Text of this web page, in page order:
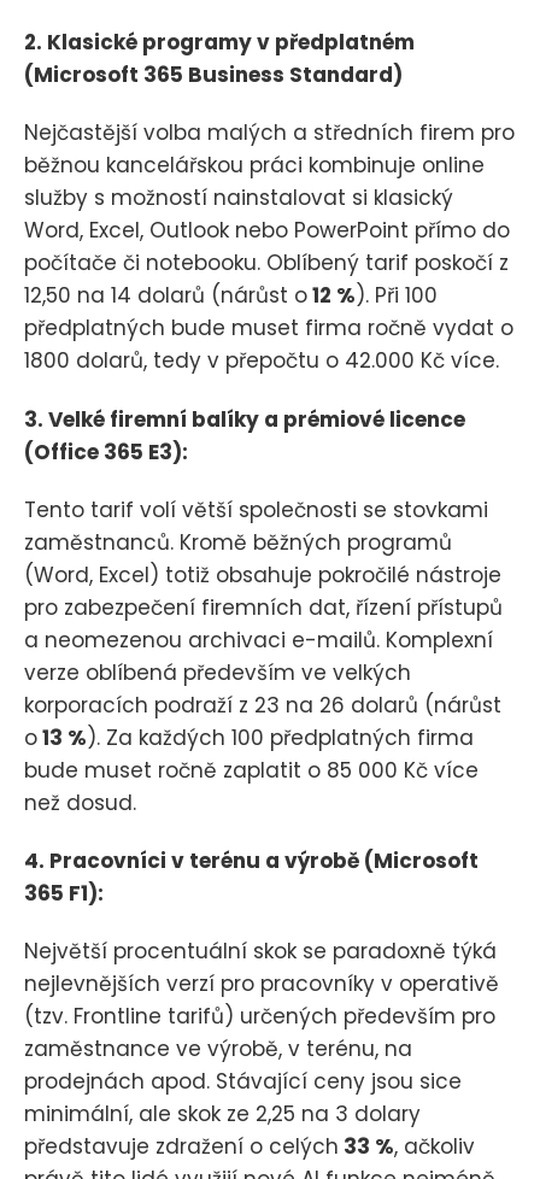
2. Klasické programy v předplatném
(Microsoft 365 Business Standard)
Nejčastější volba malých a středních firem pro
běžnou kancelářskou práci kombinuje online
služby s možností nainstalovat si klasický
Word, Excel, Outlook nebo PowerPoint přímo do
počítače či notebooku. Oblíbený tarif poskočí z
12,50 na 14 dolarů (nárůst o12 %). Při 100
předplatných bude muset firma ročně vydat o
1800 dolarů, tedy v přepočtu o 42.000 Kč více.
3. Velké firemní balíky a prémiové licence
(Office 365 E3):
Tento tarif volí větší společnosti se stovkami
zaměstnanců. Kromě běžných programů
(Word, Excel) totiž obsahuje pokročilé nástroje
pro zabezpečení firemních dat, řízení přístupů
a neomezenou archivaci e-mailů. Komplexní
verze oblíbená především ve velkých
korporacích podraží z 23 na 26 dolarů (nárůst
o13 %). Za každých 100 předplatných firma
bude muset ročně zaplatit o 85 000 Kč více
než dosud.
4. Pracovníci v terénu a výrobě (Microsoft
365 F1):
Největší procentuální skok se paradoxně týká
nejlevnějších verzí pro pracovníky v operativě
(tzv. Frontline tarifů) určených především pro
zaměstnance ve výrobě, v terénu, na
prodejnách apod. Stávající ceny jsou sice
minimální, ale skok ze 2,25 na 3 dolary
představuje zdražení o celých 33 %, ačkoliv